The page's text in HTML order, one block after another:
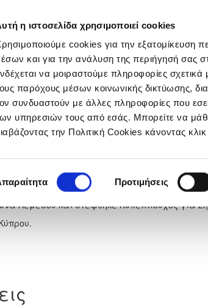
η ιστοσελίδα χρησιμοποιεί cookies
cookies για την εξατομίκευση
και για την ανάλυση της περιήγησή σας
να μοιραστούμε πληροφορίες
παρόχους μέσων κοινωνικής δικτύωσης,
συνδυαστούν με άλλες πληροφορίες που
υπηρεσιών τους από εσάς. Μπορείτε να
την Πολιτική Cookies κάνοντας κλικ
συγκατάθεσης
Προτιμήσεις
Εθνικές Ομάδες Διοργανώσεις
του τελικού
Coca - Cola.
Λεμεσού και στέφθηκε Κυπελλούχος για